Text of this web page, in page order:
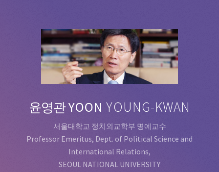
윤영관YOON YOUNG-KWAN
서울대학교 정치외교학부 명예교수
Professor Emeritus, Dept. of Political Science and
International Relations,
SEOUL NATIONAL UNIVERSITY